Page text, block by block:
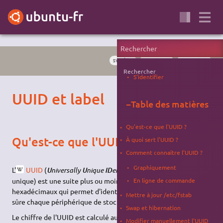
SYSTÈME PARTITIONS DISQUE DUR
UUID et label
Qu'est-ce que l'UUID ?
L' UUID(UniversallyUniqueIDentifier, identifiant universel
unique) est une suite plus ou moins longue de chiffres
hexadécimaux qui permet d'identifier de façon absolument
sûre chaque périphérique de stockage et partition.
Le chiffre de l'UUID est calculé automatiquement au moyen
Rechercher
S'identifier
−Table des matières
Qu'est-ce que l'UUID ?
À quoi sert l'UUID ?
Comment connaître l'UUID ?
Graphiquement
En ligne de commande
Mettre à jour /etc/fstab
Swap et hibernation
Modifier manuellement l'UUID